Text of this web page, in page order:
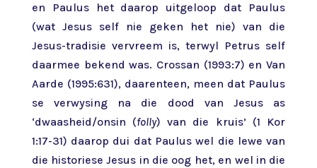
en Paulus het daarop uitgeloop dat Paulus
(wat Jesus self nie geken het nie) van die
Jesus-tradisie vervreem is, terwyl Petrus self
daarmee bekend was. Crossan (1993:7) en Van
Aarde (1995:631), daarenteen, meen dat Paulus
se verwysing na die dood van Jesus as
‘dwaasheid/onsin (folly) van die kruis’ (1 Kor
1:17-31) daarop dui dat Paulus wel die lewe van
die historiese Jesus in die oog het, en wel in die